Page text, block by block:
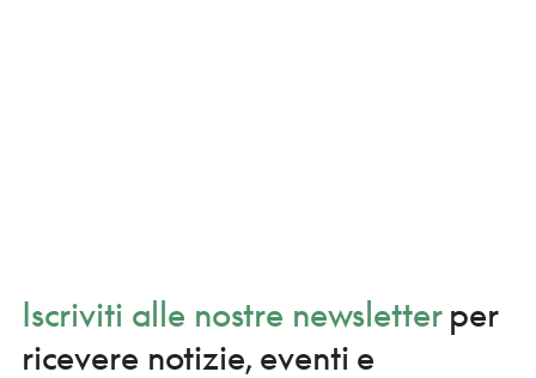
Iscriviti alle nostre newsletterper
ricevere notizie, eventi e